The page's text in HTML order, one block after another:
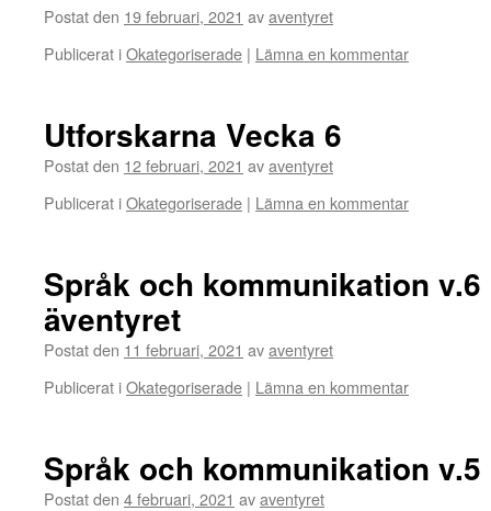
Postat den 19 februari, 2021 avaventyret
Publicerat iOkategoriserade | Lämna en kommentar
Utforskarna Vecka 6
Postat den 12 februari, 2021 avaventyret
Publicerat iOkategoriserade | Lämna en kommentar
Språk och kommunikation v.6
äventyret
Postat den 11 februari, 2021 avaventyret
Publicerat iOkategoriserade | Lämna en kommentar
Språk och kommunikation v.5
Postat den 4 februari, 2021 avaventyret